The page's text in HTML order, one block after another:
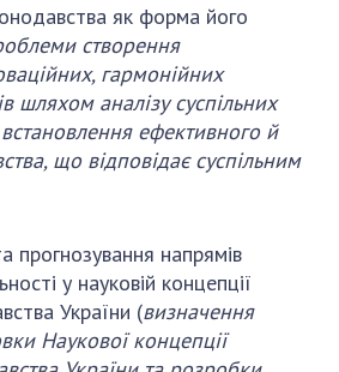
як форма його
створення
гармонійних
шляхом аналізу суспільних
ефективного й
що відповідає суспільним
прогнозування напрямів
у науковій концепції
України (визначення
Наукової концепції